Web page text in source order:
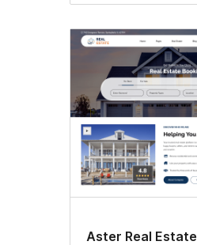
Aster Real Estate